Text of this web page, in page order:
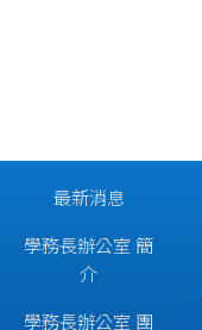
最新消息
學務長辦公室 簡
介
學務長辦公室 團